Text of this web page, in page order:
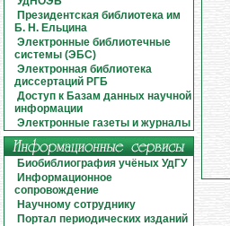
Президентская библиотека им
Б. Н. Ельцина
Электронные библиотечные
системы (ЭБС)
Электронная библиотека
диссертаций РГБ
Доступ к Базам данных научной
информации
Электронные газеты и журналы
Биобиблиография учёных УдГУ
Информационное
сопровождение
Научному сотруднику
Портал периодических изданий